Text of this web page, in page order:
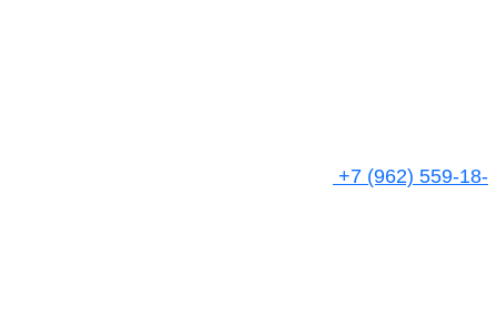
+7 (962) 559-18-